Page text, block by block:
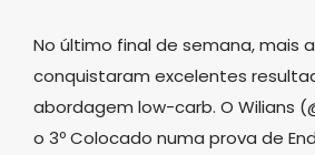
No último final de semana, mais
conquistaram excelentes
abordagem low-carb. O Wilians
o 3º Colocado numa prova de